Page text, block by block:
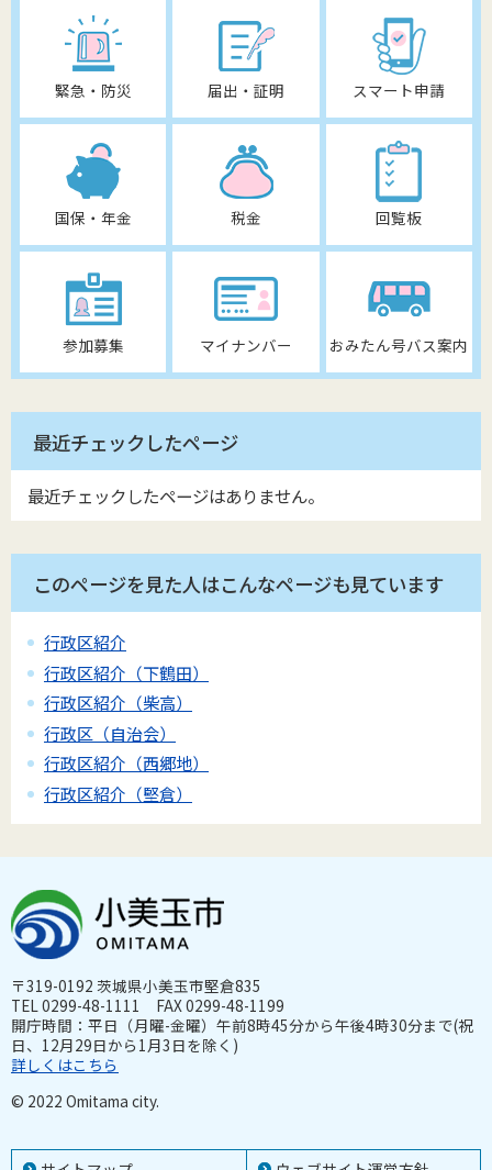
緊急・防災 届出・証明 スマート申請
国保・年金 税金 回覧板
参加募集 マイナンバー おみたん号バス案内
最近チェックしたページ
最近チェックしたページはありません。
このページを見た人はこんなページも見ています
行政区紹介
行政区紹介（下鶴田）
行政区紹介（柴高）
行政区（自治会）
行政区紹介（西郷地）
行政区紹介（堅倉）
〒319-0192 茨城県小美玉市堅倉835
TEL 0299-48-1111 FAX 0299-48-1199
開庁時間：平日（月曜-金曜）午前8時45分から午後4時30分まで(祝
日、12月29日から1月3日を除く)
詳しくはこちら
© 2022 Omitama city.